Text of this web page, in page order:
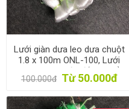
Lưới giàn dưa leo dưa chuột
1.8 x 100m ONL-100, Lưới
làm giàn mướp đắng, khổ
qua. Lưới làm giàn đỗ, đậu
100.000đ Từ 50.000đ